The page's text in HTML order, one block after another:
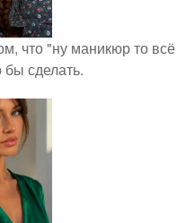
что "ну маникюр то всё
сделать.